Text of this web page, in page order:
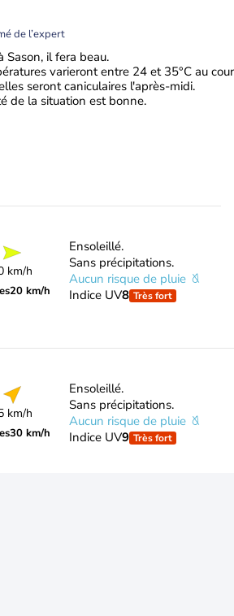
de l’expert
Sason, il fera beau.
varieront entre 24 et 35°C au
seront caniculaires l'après-midi.
de la situation est bonne.
km/h
20 km/h
Ensoleillé.
Sans précipitations.
Aucun risque de pluie
Indice UV8 Très fort
km/h
30 km/h
Ensoleillé.
Sans précipitations.
Aucun risque de pluie
Indice UV9 Très fort